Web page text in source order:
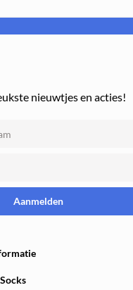
nieuwtjes en acties!
Aanmelden